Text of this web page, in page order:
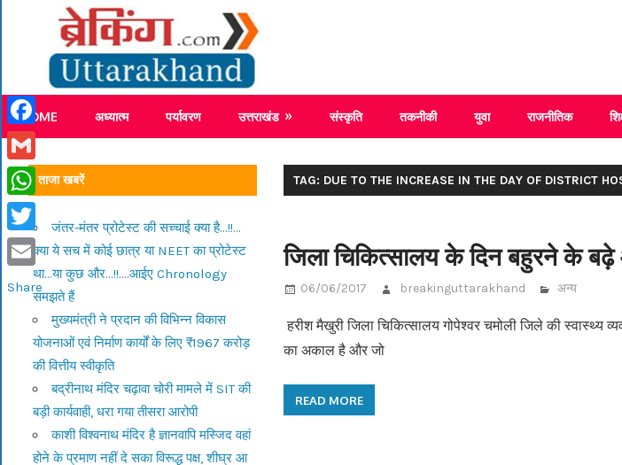
content
Breaking News Uttarakhand
HOME अध्यात्म पर्यावरण उत्तराखंड संस्कृति तकनीकी युवा राजनीतिक
TAG: DUE TO THE INCREASE IN THE DAY OF DISTRICT
जिला चिकित्सालय के दिन बहुरने के
06/06/2017 breakinguttarakhand अन्य
हरीश मैखुरी जिला चिकित्सालय गोपेश्वर चमोली जिले की स्वास्थ्य
का अकाल है और जो
READ MORE
ताजा खबरें
जंतर-मंतर प्रोटेस्ट की सच्चाई क्या है…!!…
क्या ये सच में कोई छात्र या NEET का प्रोटेस्ट
था…या कुछ और…!!….आईए Chronology
समझते हैं
मुख्यमंत्री ने प्रदान की विभिन्न विकास
योजनाओं एवं निर्माण कार्यों के लिए ₹1967 करोड़
की वित्तीय स्वीकृति
बद्रीनाथ मंदिर चढ़ावा चोरी मामले में SIT की
बड़ी कार्यवाही, धरा गया तीसरा आरोपी
काशी विश्वनाथ मंदिर है ज्ञानवापि मस्जिद वहां
होने के प्रमाण नहीं दे सका विरूद्ध पक्ष, शीघ्र आ
Facebook
Gmail
WhatsApp
Twitter
Email
Share